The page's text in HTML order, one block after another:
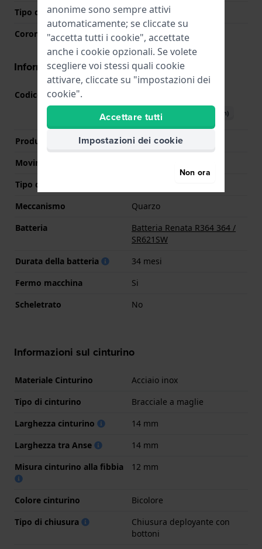
Tipo di vetro
Zaffiro
Corona
Corona da estrarre
Informazioni del movimento
Codice Movimento
Scarica il manuale (English)
Produttore Movimento
ETA
Movimento svizzero
Tipo di display
Meccanismo
Quarzo
Batteria
Batteria Renata R364 364 /
SR621SW
Durata della batteria
34 mesi
Fermo macchina
Si
Scheletrato
No
Informazioni sul cinturino
Materiale Cinturino
Acciaio inox
Tipo di cinturino
Bracciale a maglie
Larghezza cinturino
14 mm
Larghezza tra Anse
14 mm
Misura cinturino alla fibbia
12 mm
Colore cinturino
Bicolore
Tipo di chiusura
Chiusura deployante con
bottoni
anonime sono sempre attivi
automaticamente; se cliccate su
"accetta tutti i cookie", accettate
anche i cookie opzionali. Se volete
scegliere voi stessi quali cookie
attivare, cliccate su "impostazioni dei
cookie".
Accettare tutti
Impostazioni dei cookie
Non ora